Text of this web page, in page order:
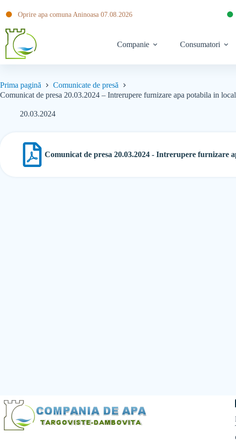
Oprire apa comuna Aninoasa 07.08.2026
Companie Consumatori
Prima pagină
Comunicate de presă
Comunicat de presa 20.03.2024 – Intrerupere furnizare apa potabila in
20.03.2024
Comunicat de presa 20.03.2024 - Intrerupere furnizare